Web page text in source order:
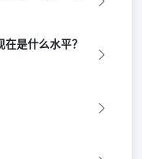
是什么水平？